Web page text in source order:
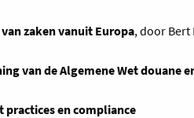
zaken vanuit Europa, door Bert
van de Algemene Wet douane
practices en compliance